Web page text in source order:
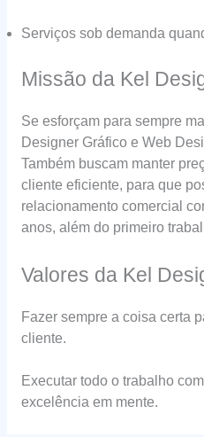
Serviços sob demanda
Missão da Kel
Se esforçam para sempre
Designer Gráfico e Web
Também buscam manter
cliente eficiente, para que
relacionamento comercial
anos, além do primeiro
Valores da Kel
Fazer sempre a coisa certa
cliente.
Executar todo o trabalho
excelência em mente.